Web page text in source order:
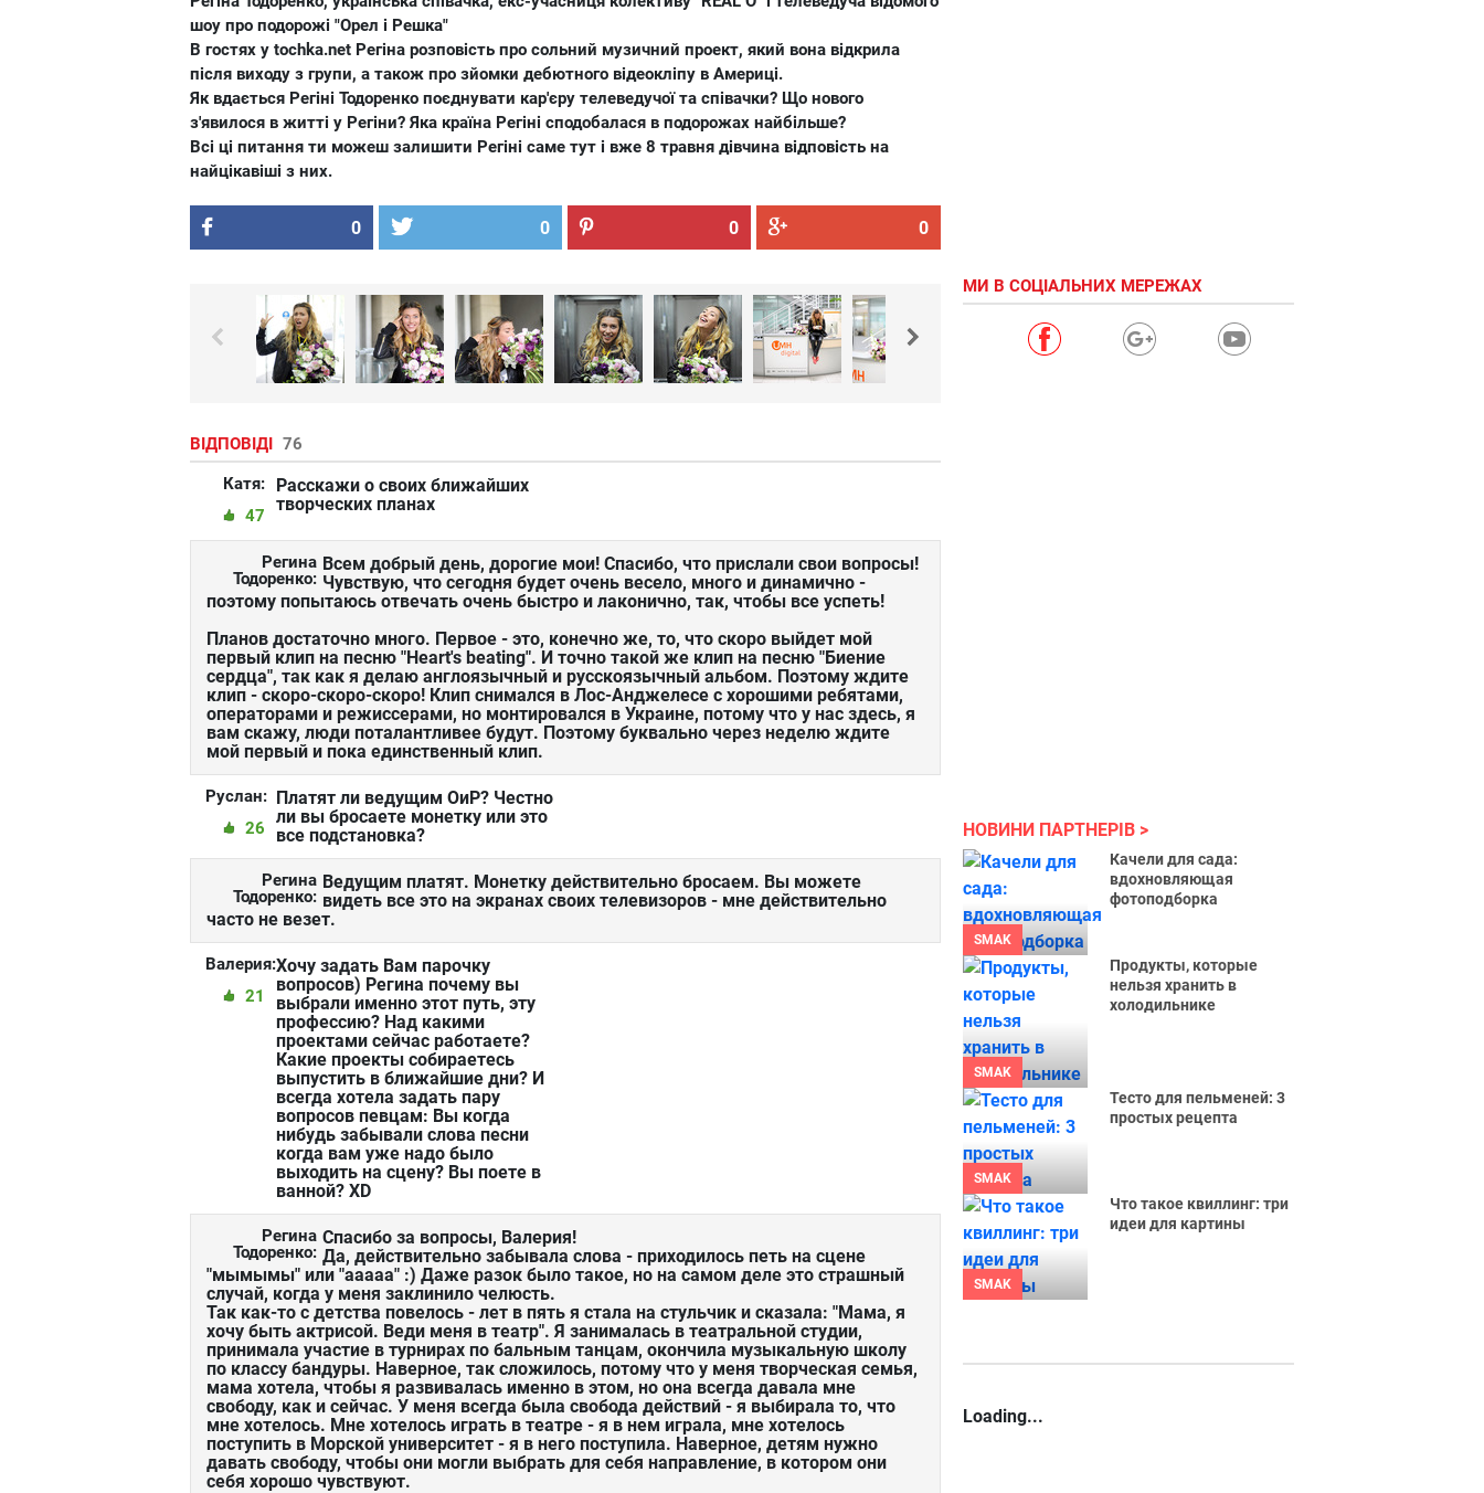
шоу про подорожі "Орел і Решка"
В гостях у tochka.net Регіна розповість про сольний музичний проект, який вона відкрила
після виходу з групи, а також про зйомки дебютного відеокліпу в Америці.
Як вдається Регіні Тодоренко поєднувати кар'єру телеведучої та співачки? Що нового
з'явилося в житті у Регіни? Яка країна Регіні сподобалася в подорожах найбільше?
Всі ці питання ти можеш залишити Регіні саме тут і вже 8 травня дівчина відповість на
найцікавіші з них.
0 0 0 0
ВІДПОВІДІ 76
Катя:
47
Расскажи о своих ближайших
творческих планах
Регина
Тодоренко:
Всем добрый день, дорогие мои! Спасибо, что прислали свои вопросы!
Чувствую, что сегодня будет очень весело, много и динамично -
поэтому попытаюсь отвечать очень быстро и лаконично, так, чтобы все успеть!
Планов достаточно много. Первое - это, конечно же, то, что скоро выйдет мой
первый клип на песню "Heart's beating". И точно такой же клип на песню "Биение
сердца", так как я делаю англоязычный и русскоязычный альбом. Поэтому ждите
клип - скоро-скоро-скоро! Клип снимался в Лос-Анджелесе с хорошими ребятами,
операторами и режиссерами, но монтировался в Украине, потому что у нас здесь, я
вам скажу, люди поталантливее будут. Поэтому буквально через неделю ждите
мой первый и пока единственный клип.
Руслан:
26
Платят ли ведущим ОиР? Честно
ли вы бросаете монетку или это
все подстановка?
Регина
Тодоренко:
Ведущим платят. Монетку действительно бросаем. Вы можете
видеть все это на экранах своих телевизоров - мне действительно
часто не везет.
Валерия:
21
Хочу задать Вам парочку
вопросов) Регина почему вы
выбрали именно этот путь, эту
профессию? Над какими
проектами сейчас работаете?
Какие проекты собираетесь
выпустить в ближайшие дни? И
всегда хотела задать пару
вопросов певцам: Вы когда
нибудь забывали слова песни
когда вам уже надо было
выходить на сцену? Вы поете в
ванной? XD
Регина
Тодоренко:
Спасибо за вопросы, Валерия!
Да, действительно забывала слова - приходилось петь на сцене
"мымымы" или "ааааа" :) Даже разок было такое, но на самом деле это страшный
случай, когда у меня заклинило челюсть.
Так как-то с детства повелось - лет в пять я стала на стульчик и сказала: "Мама, я
хочу быть актрисой. Веди меня в театр". Я занималась в театральной студии,
принимала участие в турнирах по бальным танцам, окончила музыкальную школу
по классу бандуры. Наверное, так сложилось, потому что у меня творческая семья,
мама хотела, чтобы я развивалась именно в этом, но она всегда давала мне
свободу, как и сейчас. У меня всегда была свобода действий - я выбирала то, что
мне хотелось. Мне хотелось играть в театре - я в нем играла, мне хотелось
поступить в Морской университет - я в него поступила. Наверное, детям нужно
давать свободу, чтобы они могли выбрать для себя направление, в котором они
себя хорошо чувствуют.
МИ В СОЦІАЛЬНИХ МЕРЕЖАХ
НОВИНИ ПАРТНЕРІВ
SMAK
Качели для сада:
вдохновляющая
фотоподборка
SMAK
Продукты, которые
нельзя хранить в
холодильнике
SMAK
Тесто для пельменей: 3
простых рецепта
SMAK
Что такое квиллинг: три
идеи для картины
Loading...